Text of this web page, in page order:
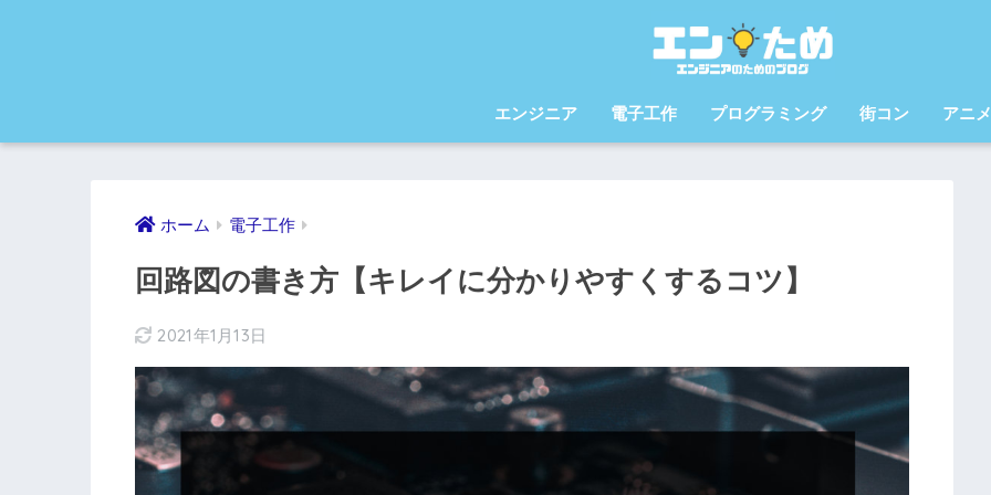
エンジニア 電子工作 プログラミング 街コン アニメ
ホーム 電子工作
回路図の書き方【キレイに分かりやすくするコツ】
2021年1月13日